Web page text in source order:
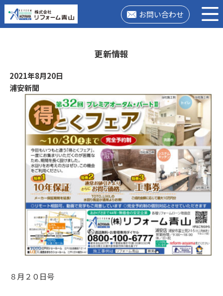
お問い合わせ
更新情報
2021年8月20日
浦安新聞
８月２０日号